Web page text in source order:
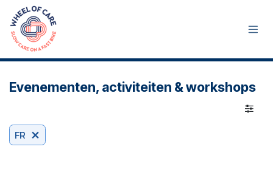
Se rendre au contenu
Evenementen, activiteiten & workshops
FR